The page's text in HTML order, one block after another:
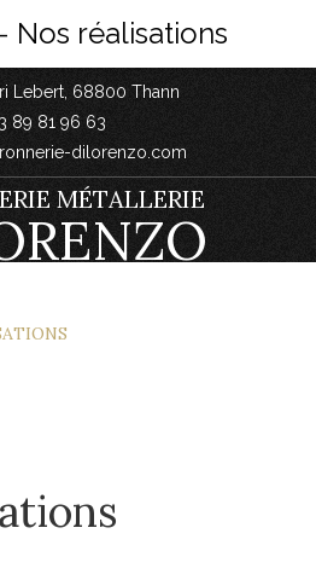
Lebert, 68800 Thann
89 81 96 63
dilorenzo.com
MÉTALLERIE
Nos réalisations